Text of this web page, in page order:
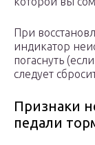
При
индикатор
погаснуть
следует
Признаки
педали